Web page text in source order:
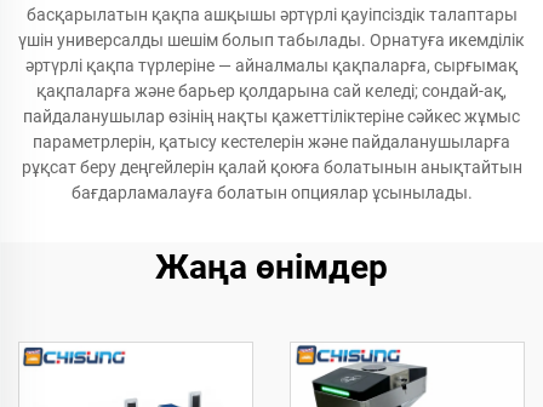
басқарылатын қақпа ашқышы әртүрлі қауіпсіздік талаптары
үшін универсалды шешім болып табылады. Орнатуға икемділік
әртүрлі қақпа түрлеріне — айналмалы қақпаларға, сырғымақ
қақпаларға және барьер қолдарына сай келеді; сондай-ақ,
пайдаланушылар өзінің нақты қажеттіліктеріне сәйкес жұмыс
параметрлерін, қатысу кестелерін және пайдаланушыларға
рұқсат беру деңгейлерін қалай қоюға болатынын анықтайтын
бағдарламалауға болатын опциялар ұсынылады.
Жаңа өнімдер